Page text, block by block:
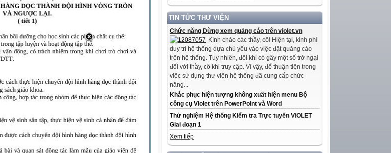
TIN TỨC THƯ VIỆN
Chức năng Dừng xem quảng cáo trên violet.vn
Kính chào các thầy, cô! Hiện tại, kinh phí
duy trì hệ thống dựa chủ yếu vào việc đặt quảng cáo
trên hệ thống. Tuy nhiên, đôi khi có gây một số trở ngại
đối với thầy, cô khi truy cập. Vì vậy, để thuận tiện trong
việc sử dụng thư viện hệ thống đã cung cấp chức
năng...
Khắc phục hiện tượng không xuất hiện menu Bộ
công cụ Violet trên PowerPoint và Word
Thử nghiệm Hệ thống Kiểm tra Trực tuyến ViOLET
Giai đoạn 1
Xem tiếp